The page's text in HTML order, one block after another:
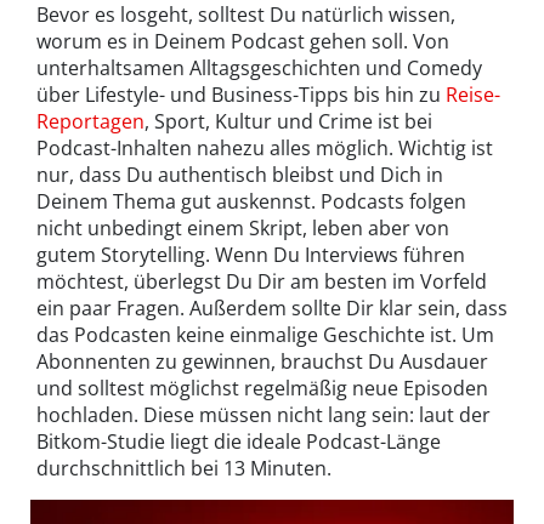
Bevor es losgeht, solltest Du natürlich wissen,
worum es in Deinem Podcast gehen soll. Von
unterhaltsamen Alltagsgeschichten und Comedy
über Lifestyle- und Business-Tipps bis hin zu Reise-
Reportagen, Sport, Kultur und Crime ist bei
Podcast-Inhalten nahezu alles möglich. Wichtig ist
nur, dass Du authentisch bleibst und Dich in
Deinem Thema gut auskennst. Podcasts folgen
nicht unbedingt einem Skript, leben aber von
gutem Storytelling. Wenn Du Interviews führen
möchtest, überlegst Du Dir am besten im Vorfeld
ein paar Fragen. Außerdem sollte Dir klar sein, dass
das Podcasten keine einmalige Geschichte ist. Um
Abonnenten zu gewinnen, brauchst Du Ausdauer
und solltest möglichst regelmäßig neue Episoden
hochladen. Diese müssen nicht lang sein: laut der
Bitkom-Studie liegt die ideale Podcast-Länge
durchschnittlich bei 13 Minuten.